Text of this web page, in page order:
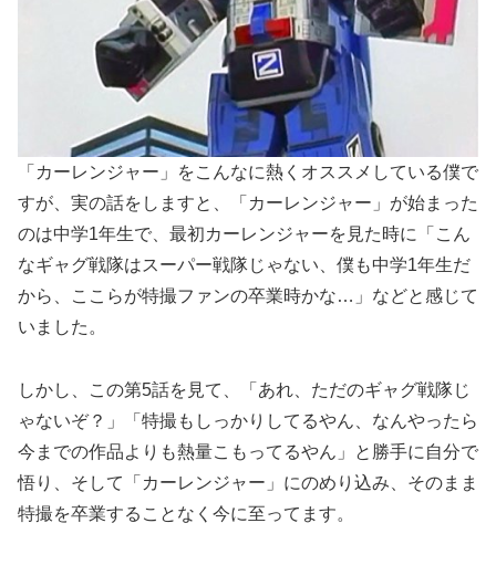
「カーレンジャー」をこんなに熱くオススメしている僕で
すが、実の話をしますと、「カーレンジャー」が始まった
のは中学1年生で、最初カーレンジャーを見た時に「こん
なギャグ戦隊はスーパー戦隊じゃない、僕も中学1年生だ
から、ここらが特撮ファンの卒業時かな…」などと感じて
いました。
しかし、この第5話を見て、「あれ、ただのギャグ戦隊じ
ゃないぞ？」「特撮もしっかりしてるやん、なんやったら
今までの作品よりも熱量こもってるやん」と勝手に自分で
悟り、そして「カーレンジャー」にのめり込み、そのまま
特撮を卒業することなく今に至ってます。